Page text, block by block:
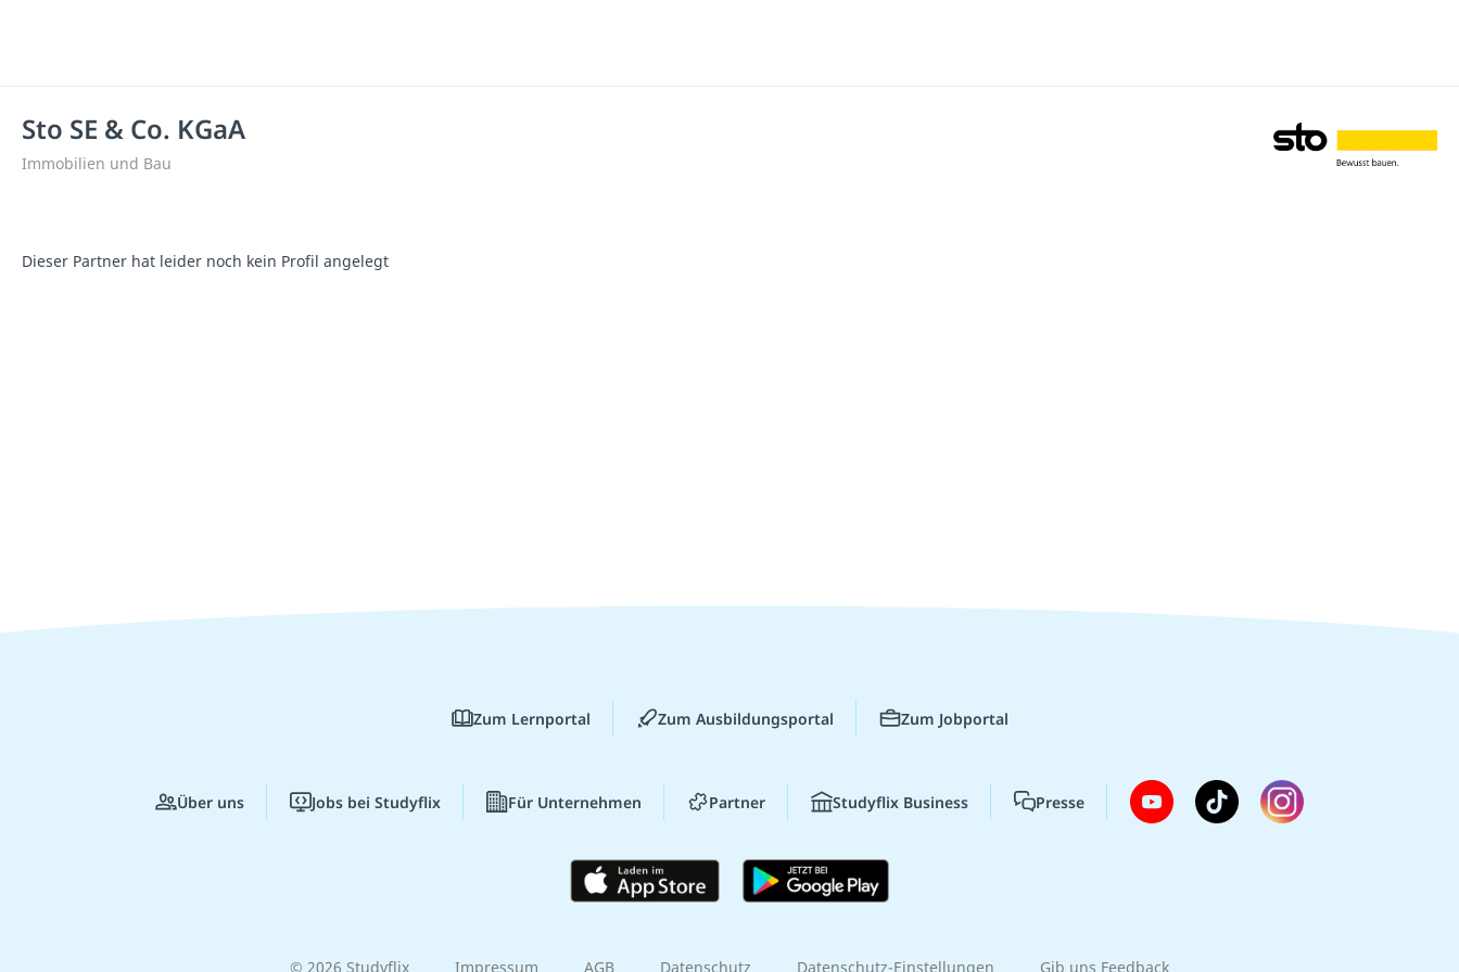
Sto SE & Co. KGaA
Immobilien und Bau
Dieser Partner hat leider noch kein Profil angelegt
Zum Lernportal Zum Ausbildungsportal Zum Jobportal
Über uns Jobs bei Studyflix Für Unternehmen Partner Studyflix Business Presse
© 2026 Studyflix Impressum AGB Datenschutz Datenschutz-Einstellungen Gib uns Feedback